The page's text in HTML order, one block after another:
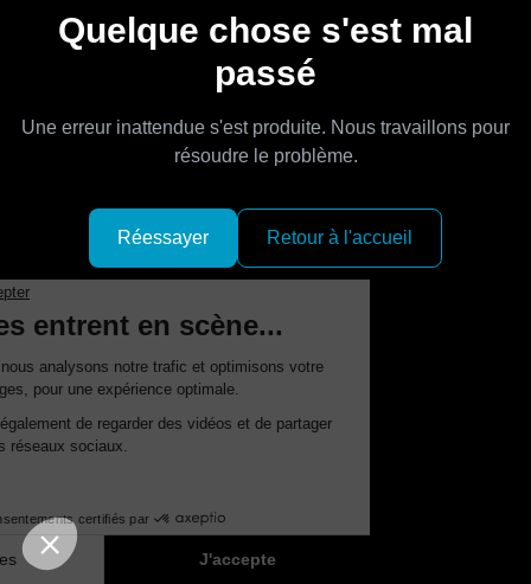
Quelque chose s'est mal
passé
Une erreur inattendue s'est produite. Nous travaillons pour
résoudre le problème.
Réessayer Retour à l'accueil